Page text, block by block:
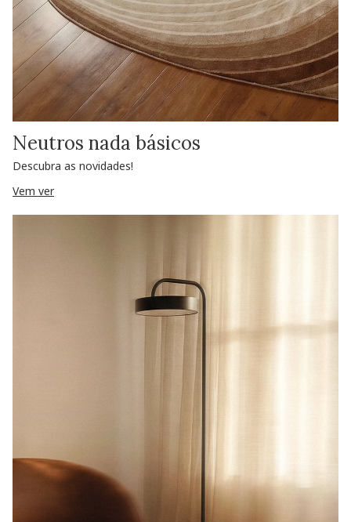
Neutros nada básicos
Descubra as novidades!
Vem ver